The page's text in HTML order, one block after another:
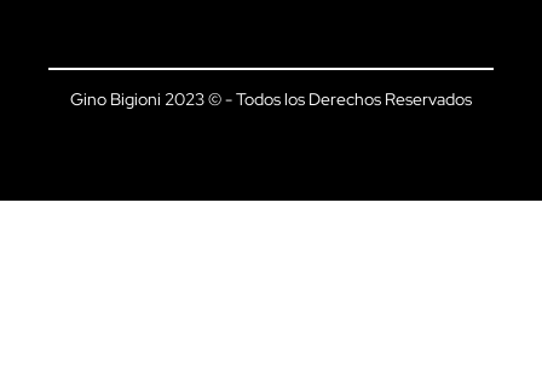
Gino Bigioni 2023 © - Todos los Derechos Reservados